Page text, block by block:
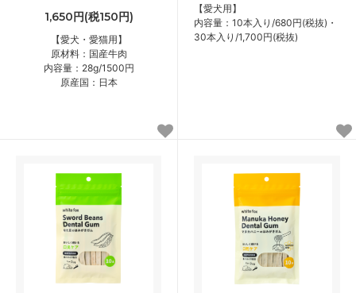
1,650円(税150円)
【愛犬・愛猫用】
原材料：国産牛肉
内容量：28g/1500円
原産国：日本
【愛犬用】
内容量：10本入り/680円(税抜)・
30本入り/1,700円(税抜)